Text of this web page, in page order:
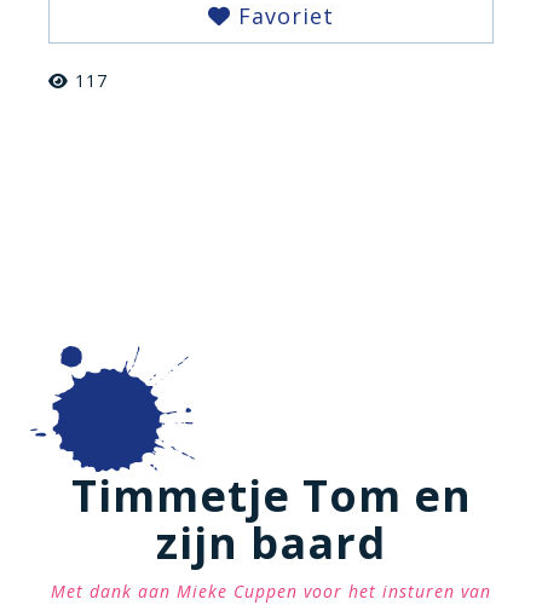
Favoriet
117
Timmetje Tom en
zijn baard
Met dank aan Mieke Cuppen voor het insturen van